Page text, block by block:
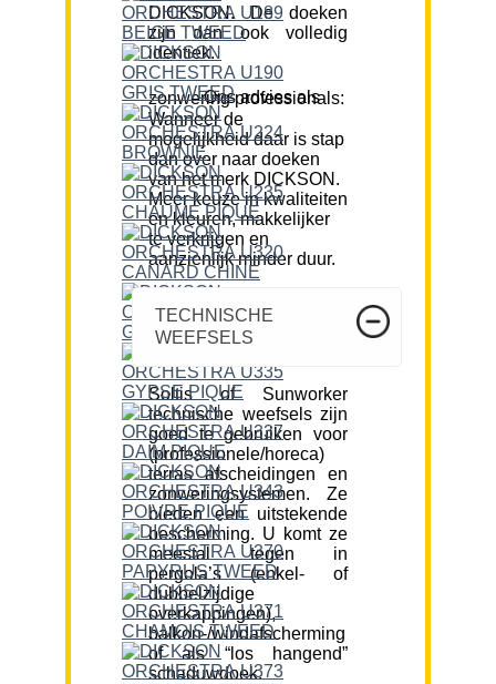
DICKSON. De doeken
zijn dan ook volledig
identiek.
Ons advies als zonwering professionals:
Wanneer de
mogelijkheid daar is stap
dan over naar doeken
van het merk DICKSON.
Meer keuze in kwaliteiten
en kleuren, makkelijker
te verkrijgen en
aanzienlijk minder duur.
TECHNISCHE
WEEFSELS
Soltis of Sunworker
technische weefsels zijn
goed te gebruiken voor
(professionele/horeca)
terras afscheidingen en
zonweringsystemen. Ze
bieden een uitstekende
bescherming. U komt ze
meestal tegen in
pergola’s (enkel- of
dubbelzijdige
overkappingen),
balkon-/windafscherming
of als “los hangend”
schaduwdoek.